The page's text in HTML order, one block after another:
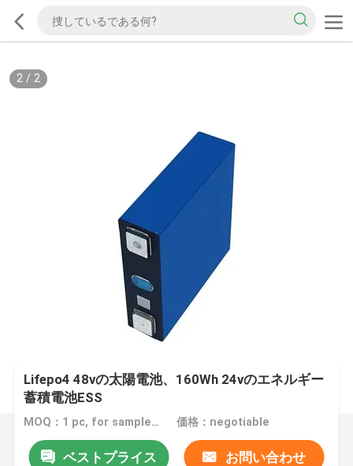
2/ 2
Lifepo4 48vの太陽電池、160Wh 24vのエネルギー
蓄積電池ESS
MOQ：1 pc, for sample test 価格：negotiable
ベストプライス お問い合わせ